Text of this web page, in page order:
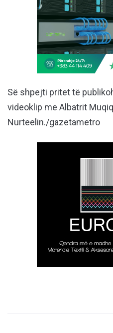
Së shpejti pritet të
videoklip me Albatrit
Nurteelin./gazetametro